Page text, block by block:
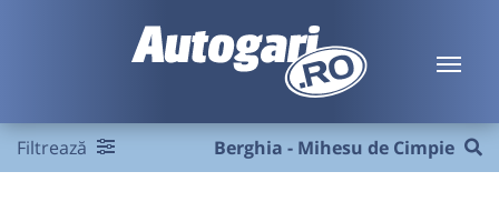
Filtrează Berghia - Mihesu de Cimpie